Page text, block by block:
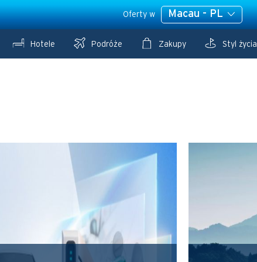
Oferty w Macau - PL
Hotele Podróże Zakupy Styl życia